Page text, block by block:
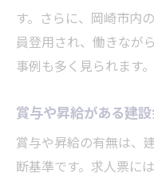
す。さらに、岡崎市内
員登用され、働きなが
事例も多く見られます。
賞与や昇給がある建
賞与や昇給の有無は、
断基準です。求人票に